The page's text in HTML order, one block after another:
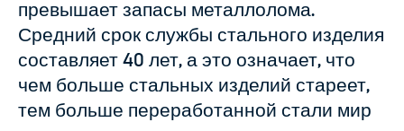
превышает запасы металлолома.
Средний срок службы стального изделия
составляет 40 лет, а это означает, что
чем больше стальных изделий стареет,
тем больше переработанной стали мир